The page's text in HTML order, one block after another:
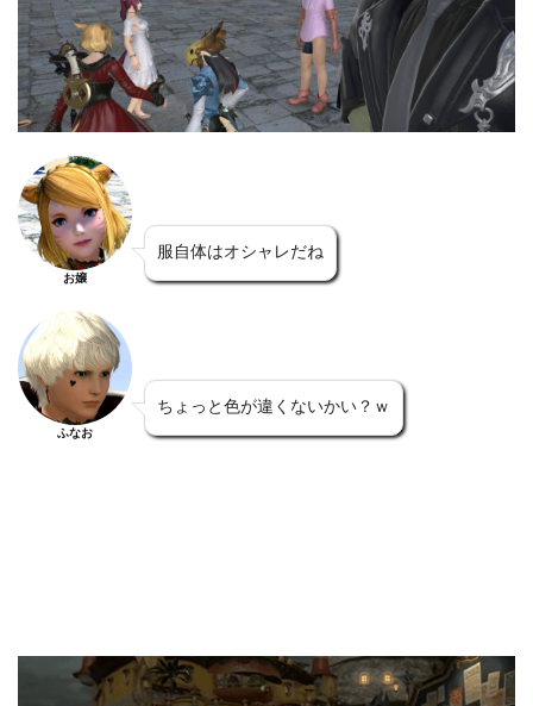
お嬢
服自体はオシャレだね
ふなお
ちょっと色が違くないかい？ｗ